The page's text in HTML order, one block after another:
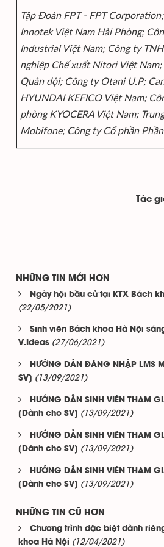
Tập Đoàn FPT - FPT
Innotek Việt Nam Hải Phòng;
Industrial Việt Nam; Công ty
nghiệp Chế xuất Nitori Việt
Quân đội; Công ty Otani U.P;
HYUNDAI KEFICO Việt Nam;
phòng KYOCERA Việt Nam;
Mobifone; Công ty Cổ phần
Tác
NHỮNG TIN MỚI HƠN
Ngày hội bầu cử tại KTX Bách
(22/05/2021)
Sinh viên Bách khoa Hà Nội
V.Ideas (27/06/2021)
HƯỚNG DẪN ĐĂNG NHẬP LMS
SV] (13/09/2021)
HƯỚNG DẪN SINH VIÊN THAM
[Dành cho SV] (13/09/2021)
HƯỚNG DẪN SINH VIÊN THAM
[Dành cho SV] (13/09/2021)
HƯỚNG DẪN SINH VIÊN THAM
[Dành cho SV] (13/09/2021)
NHỮNG TIN CŨ HƠN
Chương trình đặc biệt dành
khoa Hà Nội (12/04/2021)